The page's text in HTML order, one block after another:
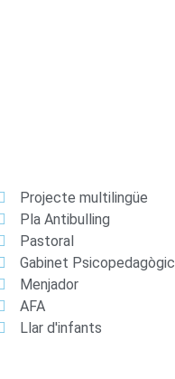
Projecte multilingüe
Pla Antibulling
Pastoral
Gabinet Psicopedagògic
Menjador
AFA
Llar d'infants​